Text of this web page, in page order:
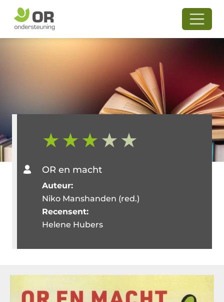
OR en macht
Auteur:
Niko Manshanden (red.)
Recensent:
Helene Hubers